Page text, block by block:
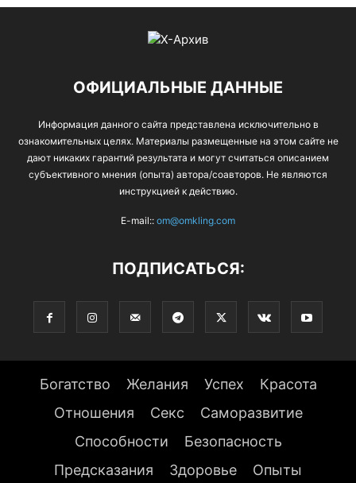
ОФИЦИАЛЬНЫЕ ДАННЫЕ
Информация данного сайта представлена исключительно в
ознакомительных целях. Материалы размещенные на этом сайте не
дают никаких гарантий результата и могут считаться описанием
субъективного мнения (опыта) автора/соавторов. Не являются
инструкцией к действию.
E-mail:: om@omkling.com
ПОДПИСАТЬСЯ:
Богатство Желания Успех
Красота
Отношения
Секс
Саморазвитие
Способности
Безопасность
Предсказания
Здоровье Опыты